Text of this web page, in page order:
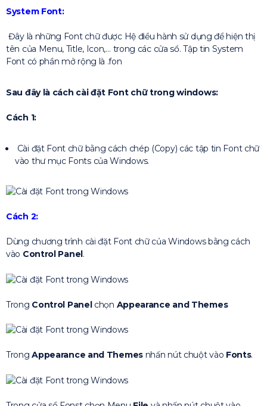
System Font:
Đây là những Font chữ được Hệ điều hành sử dụng để hiện thị
tên của Menu, Title, Icon,… trong các cửa sổ. Tập tin System
Font có phần mở rộng là .fon
Sau đây là cách cài đặt Font chữ trong windows:
Cách 1:
Cài đặt Font chữ bằng cách chép (Copy) các tập tin Font chữ
vào thư mục Fonts của Windows.
Cách 2:
Dùng chương trình cài đặt Font chữ của Windows bằng cách
vào Control Panel.
Trong Control Panelchọn Appearance and Themes
TrongAppearance and Themesnhấn nút chuột vào Fonts.